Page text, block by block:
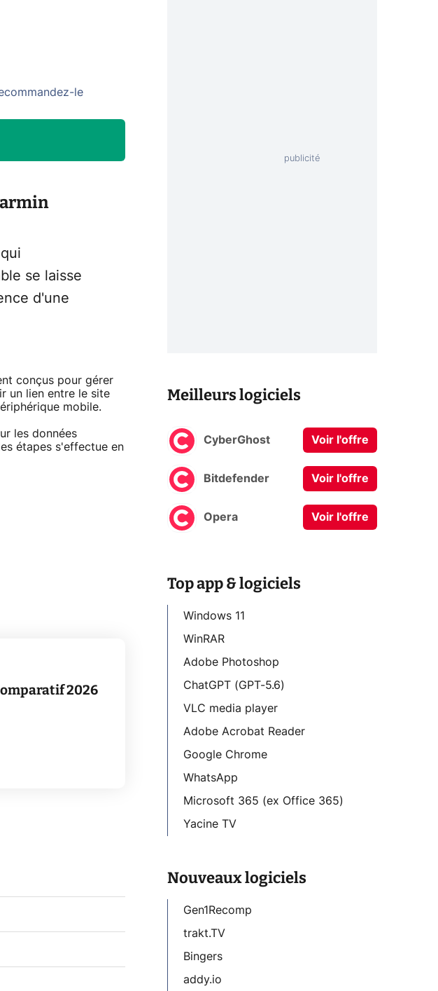
le
se laisse
d'une
conçus pour gérer
un lien entre le site
mobile.
les données
étapes s'effectue en
2026
Meilleurs logiciels
CyberGhost Voir l'offre
Bitdefender Voir l'offre
Opera Voir l'offre
Top app & logiciels
Windows 11
WinRAR
Adobe Photoshop
ChatGPT (GPT-5.6)
VLC media player
Adobe Acrobat Reader
Google Chrome
WhatsApp
Microsoft 365 (ex Office 365)
Yacine TV
Nouveaux logiciels
Gen1Recomp
trakt.TV
Bingers
addy.io